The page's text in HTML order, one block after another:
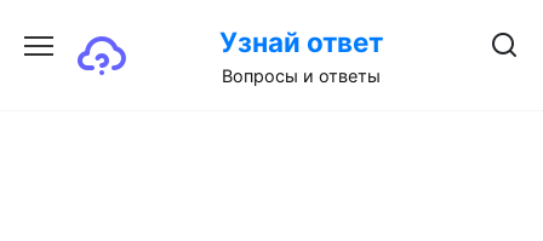
содержанию
Узнай ответ
Вопросы и ответы